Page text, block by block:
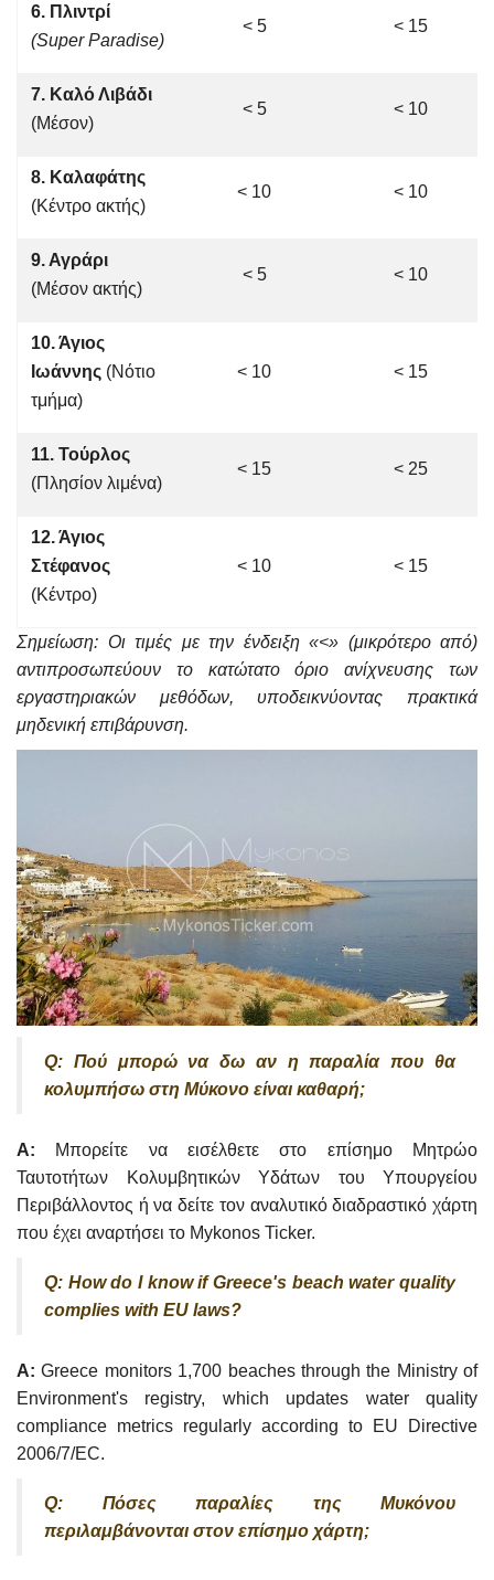
6. Πλιντρί
(Super Paradise)
< 5 < 15
7. Καλό Λιβάδι
(Μέσον)
< 5 < 10
8. Καλαφάτης
(Κέντρο ακτής)
< 10 < 10
9. Αγράρι
(Μέσον ακτής)
< 5 < 10
10. Άγιος
Ιωάννης (Νότιο
τμήμα)
< 10 < 15
11. Τούρλος
(Πλησίον λιμένα)
< 15 < 25
12. Άγιος
Στέφανος
(Κέντρο)
< 10 < 15
Σημείωση: Οι τιμές με την ένδειξη «<» (μικρότερο από)
αντιπροσωπεύουν το κατώτατο όριο ανίχνευσης των
εργαστηριακών μεθόδων, υποδεικνύοντας πρακτικά
μηδενική επιβάρυνση.
Q: Πού μπορώ να δω αν η παραλία που θα
κολυμπήσω στη Μύκονο είναι καθαρή;
A: Μπορείτε να εισέλθετε στο επίσημο Μητρώο
Ταυτοτήτων Κολυμβητικών Υδάτων του Υπουργείου
Περιβάλλοντος ή να δείτε τον αναλυτικό διαδραστικό χάρτη
που έχει αναρτήσει το Mykonos Ticker.
Q: How do I know if Greece's beach water quality
complies with EU laws?
A: Greece monitors 1,700 beaches through the Ministry of
Environment's registry, which updates water quality
compliance metrics regularly according to EU Directive
2006/7/EC.
Q: Πόσες παραλίες της Μυκόνου
περιλαμβάνονται στον επίσημο χάρτη;